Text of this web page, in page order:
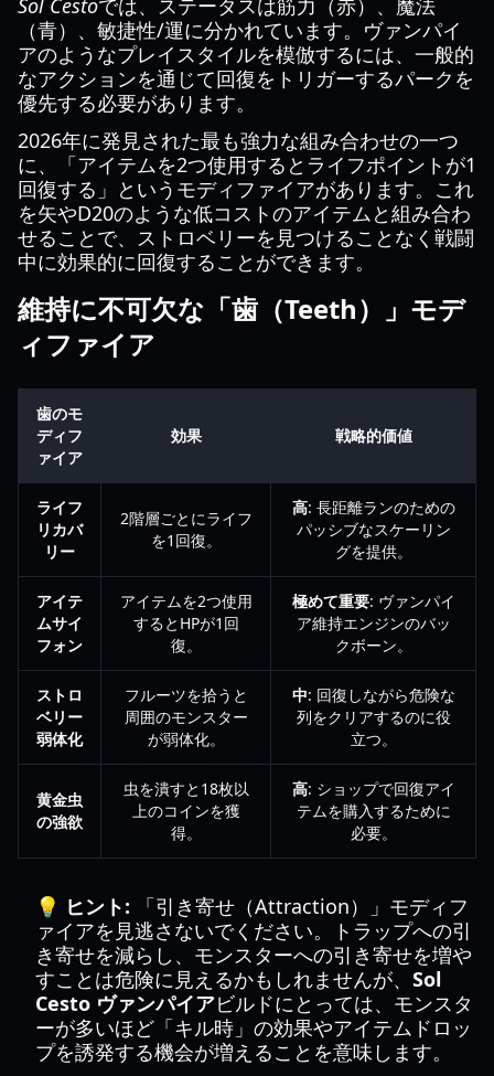
Sol Cestoでは、ステータスは筋力（赤）、魔法
（青）、敏捷性/運に分かれています。ヴァンパイ
アのようなプレイスタイルを模倣するには、一般的
なアクションを通じて回復をトリガーするパークを
優先する必要があります。
2026年に発見された最も強力な組み合わせの一つ
に、「アイテムを2つ使用するとライフポイントが1
回復する」というモディファイアがあります。これ
を矢やD20のような低コストのアイテムと組み合わ
せることで、ストロベリーを見つけることなく戦闘
中に効果的に回復することができます。
維持に不可欠な「歯（Teeth）」モデ
ィファイア
歯のモ
ディフ
ァイア
効果 戦略的価値
ライフ
リカバ
リー
2階層ごとにライフ
を1回復。
高: 長距離ランのための
パッシブなスケーリン
グを提供。
アイテ
ムサイ
フォン
アイテムを2つ使用
するとHPが1回
復。
極めて重要: ヴァンパイ
ア維持エンジンのバッ
クボーン。
ストロ
ベリー
弱体化
フルーツを拾うと
周囲のモンスター
が弱体化。
中: 回復しながら危険な
列をクリアするのに役
立つ。
黄金虫
の強欲
虫を潰すと18枚以
上のコインを獲
得。
高: ショップで回復アイ
テムを購入するために
必要。
💡 ヒント: 「引き寄せ（Attraction）」モディフ
ァイアを見逃さないでください。トラップへの引
き寄せを減らし、モンスターへの引き寄せを増や
すことは危険に見えるかもしれませんが、 Sol
Cesto ヴァンパイアビルドにとっては、モンスタ
ーが多いほど「キル時」の効果やアイテムドロッ
プを誘発する機会が増えることを意味します。